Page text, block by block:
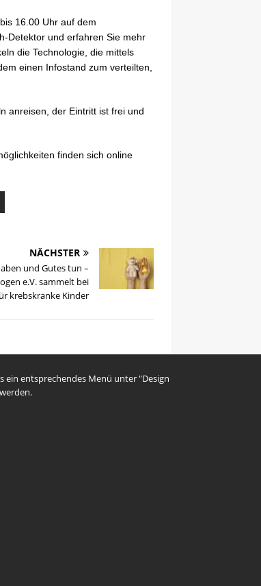
16.00 Uhr auf dem
Detektor und erfahren Sie mehr
die Technologie, die mittels
einen Infostand zum verteilten,
anreisen, der Eintritt ist frei und
finden sich online
NÄCHSTER
und Gutes tun –
e.V. sammelt bei
krebskranke Kinder
ein entsprechendes Menü unter "Design